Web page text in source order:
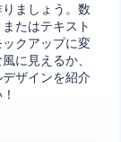
ましょう。数
たはテキスト
クアップに変
に見えるか、
ザインを紹介